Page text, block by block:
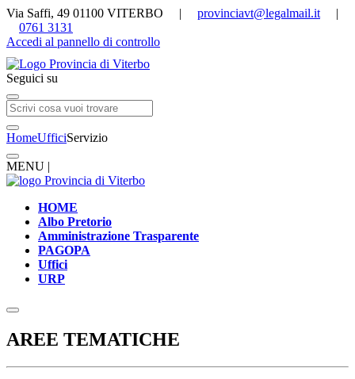
Via Saffi, 49 01100 VITERBO | provinciavt@legalmail.it |
0761 3131
Accedi al pannello di controllo
Seguici su
HomeUfficiServizio
MENU |
HOME
Albo Pretorio
Amministrazione Trasparente
PAGOPA
Uffici
URP
AREE TEMATICHE